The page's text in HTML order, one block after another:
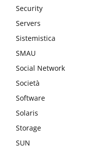
Security
Servers
Sistemistica
SMAU
Social Network
Società
Software
Solaris
Storage
SUN